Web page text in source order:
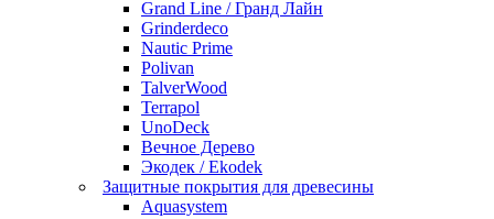
Grand Line / Гранд Лайн
Grinderdeco
Nautic Prime
Polivan
TalverWood
Terrapol
UnoDeck
Вечное Дерево
Экодек / Ekodek
Защитные покрытия для древесины
Aquasystem